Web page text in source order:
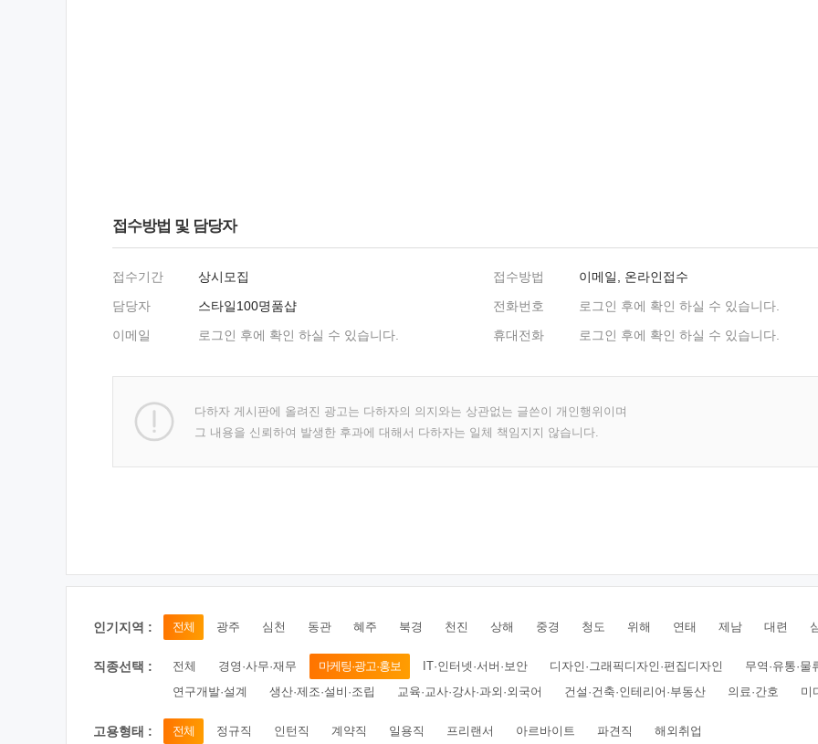
접수방법 및 담당자
접수기간
상시모집
담당자
스타일100명품샵
이메일
로그인 후에 확인 하실 수 있습니다.
접수방법
이메일, 온라인접수
전화번호
로그인 후에 확인 하실 수 있습니다.
휴대전화
로그인 후에 확인 하실 수 있습니다.
다하자 게시판에 올려진 광고는 다하자의 의지와는 상관없는 글쓴이 개인행위이며
그 내용을 신뢰하여 발생한 후과에 대해서 다하자는 일체 책임지지 않습니다.
인기지역 : 전체 광주 심천 동관 혜주 북경 천진 상해 중경 청도 위해 연태 제남 대련
직종선택 : 전체 경영·사무·재무 마케팅·광고·홍보 IT·인터넷·서버·보안 디자인·그래픽디자인·편집디자인
무역·유통·물
연구개발·설계
생산·제조·설비·조립 교육·교사·강사·과외·외국어 건설·건축·인테리어·부동산 의료·간호 미
고용형태 : 전체 정규직 인턴직 계약직 일용직 프리랜서 아르바이트 파견직 해외취업